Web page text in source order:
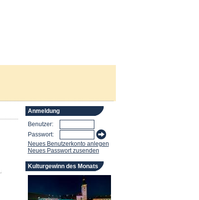
Anmeldung
Benutzer:
Passwort:
Neues Benutzerkonto anlegen
Neues Passwort zusenden
Kulturgewinn des Monats